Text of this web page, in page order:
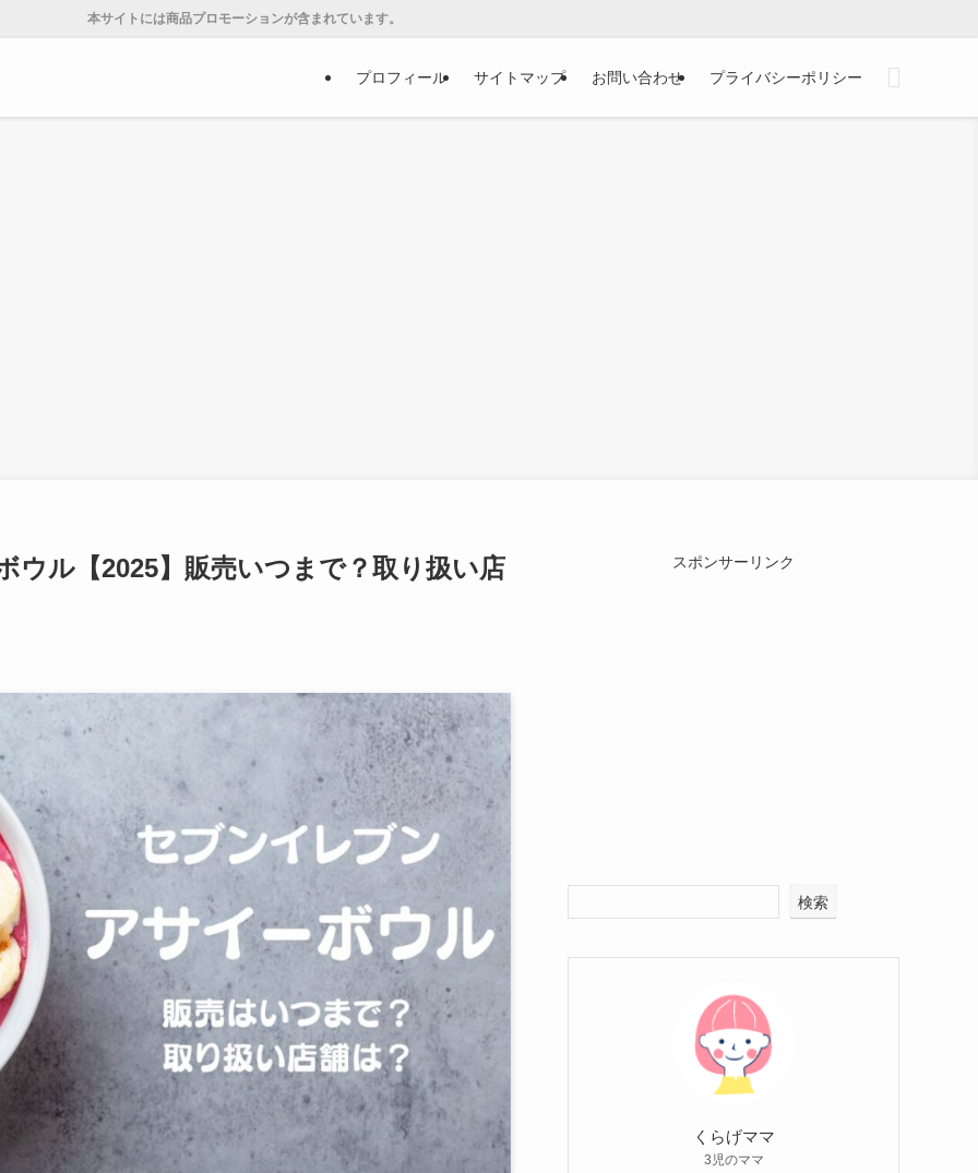
本サイトには商品プロモーションが含まれています。
プロフィール サイトマップ お問い合わせ プライバシーポリシー
ウル【2025】販売いつまで？取り扱い店 スポンサーリンク
検索
くらげママ
3児のママ